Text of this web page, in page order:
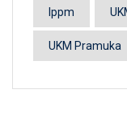
lppm
UKM Pramuka